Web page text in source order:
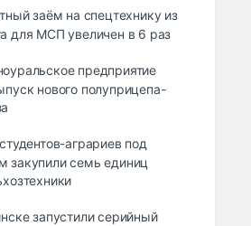
заём на спецтехнику из
для МСП увеличен в 6 раз
предприятие
нового полуприцепа-
аграриев под
закупили семь единиц
запустили серийный